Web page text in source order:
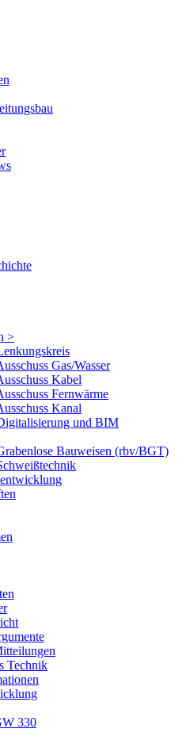
>
Gas/Wasser
Kabel
Fernwärme
Kanal
und BIM
Bauweisen (rbv/BGT)
Technik
330